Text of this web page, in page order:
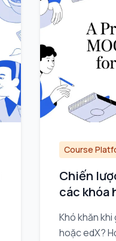
Course
Chiến
các khóa
Khó khăn
hoặc edX?